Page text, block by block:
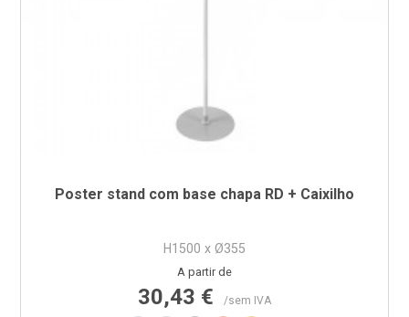
Poster stand com base chapa RD + Caixilho
H1500 x Ø355
Preço
A partir de
30,43 € /sem IVA